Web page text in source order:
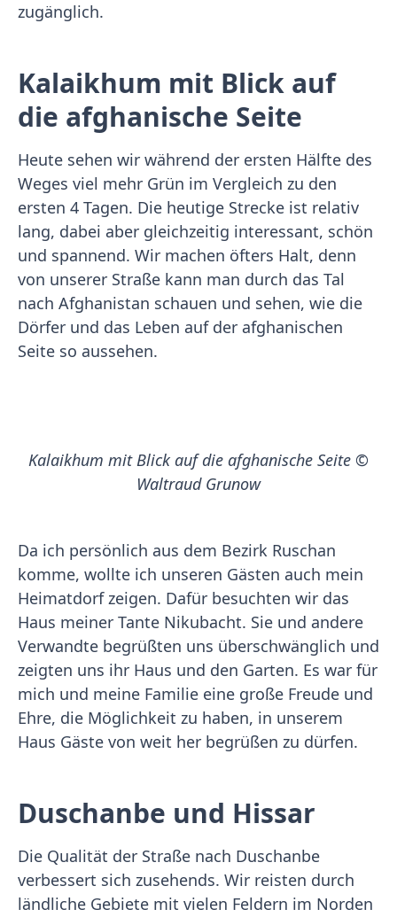
zugänglich.
Kalaikhum mit Blick auf
die afghanische Seite
Heute sehen wir während der ersten Hälfte des
Weges viel mehr Grün im Vergleich zu den
ersten 4 Tagen. Die heutige Strecke ist relativ
lang, dabei aber gleichzeitig interessant, schön
und spannend. Wir machen öfters Halt, denn
von unserer Straße kann man durch das Tal
nach Afghanistan schauen und sehen, wie die
Dörfer und das Leben auf der afghanischen
Seite so aussehen.
Kalaikhum mit Blick auf die afghanische Seite ©
Waltraud Grunow
Da ich persönlich aus dem Bezirk Ruschan
komme, wollte ich unseren Gästen auch mein
Heimatdorf zeigen. Dafür besuchten wir das
Haus meiner Tante Nikubacht. Sie und andere
Verwandte begrüßten uns überschwänglich und
zeigten uns ihr Haus und den Garten. Es war für
mich und meine Familie eine große Freude und
Ehre, die Möglichkeit zu haben, in unserem
Haus Gäste von weit her begrüßen zu dürfen.
Duschanbe und Hissar
Die Qualität der Straße nach Duschanbe
verbessert sich zusehends. Wir reisten durch
ländliche Gebiete mit vielen Feldern im Norden